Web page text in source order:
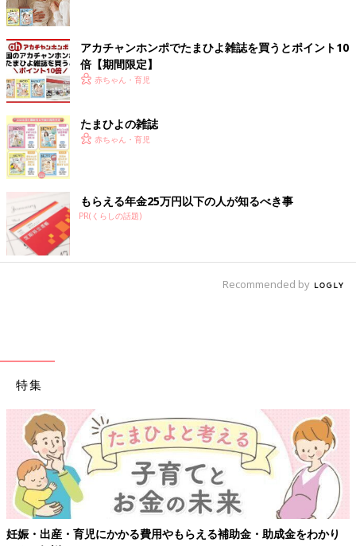
アカチャンホンポでたまひよ雑誌を買うとポイント10
倍【期間限定】
赤ちゃん・育児
たまひよの雑誌
赤ちゃん・育児
もらえる年金25万円以下の人が知るべき事
PR(くらしの話題)
Recommended by
特集
妊娠・出産・育児にかかる費用やもらえる補助金・助成金をわかり